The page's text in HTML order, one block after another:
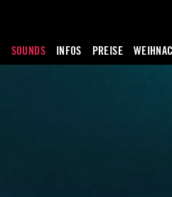
SOUNDS INFOS PREISE